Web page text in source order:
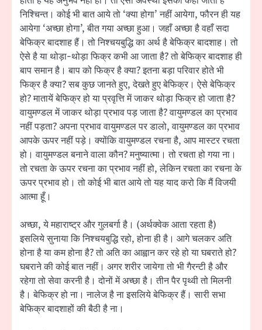
निश्चिन्त। कोई भी बात आये तो ‘क्या होगा’ नहीं आयेगा, फौरन ही यह
आयेगा ‘अच्छा होगा’, बीत गया अच्छा हुआ। जहाँ अच्छा है वहाँ सदा
बेफिक्र बादशाह हैं। तो निश्चयबुद्धि का अर्थ है बेफिक्र बादशाह। तो
ऐसे है या थोड़ा-थोड़ा फिक्र कभी आ जाता है? तो बेफिक्र बादशाह ही
बाप समान है। बाप को फिक्र है क्या? इतना बड़ा परिवार होते भी
फिक्र है क्या? सब कुछ जानते हुए, देखते हुए बेफिक्र। ऐसे बेफिक्र
हो? मातायें बेफिक्र हो या प्रवृत्ति में जाकर थोड़ा फिक्र हो जाता है?
वायुमण्डल में जाकर थोड़ा प्रभाव पड़ जाता है? वायुमण्डल का प्रभाव
नहीं पड़ता? अपना प्रभाव वायुमण्डल पर डालो, वायुमण्डल का प्रभाव
आपके ऊपर नहीं पड़े। क्योंकि वायुमण्डल रचना है, आप मास्टर रचता
हो। वायुमण्डल बनाने वाला कौन? मनुष्यात्मा। तो रचता हो गया ना।
तो रचता के ऊपर रचना का प्रभाव नहीं हो, लेकिन रचता का रचना के
ऊपर प्रभाव हो। तो कोई भी बात आये तो यह याद करो कि मैं विजयी
आत्मा हूँ।
अच्छा, ये महाराष्ट्र और गुलबर्गा है। (अर्थक्वेक आता रहता है)
इसलिये सुनाया कि निश्चयबुद्धि रहो, होना ही है। आगे चलकर अति
होना है या कम होना है? तो अति का आह्वान कर रहे हो या घबराते हो?
घबराने की कोई बात नहीं। अगर शरीर जायेगा तो भी गैरन्टी है और
रहेगा तो सेवा करनी है। दोनों में अच्छा है। तीन पैर पृथ्वी तो मिलनी
है। बेफिक्र हो ना। नालेज है ना इसलिये बेफिक्र हैं। सारी सभा
बेफिक्र बादशाहों की बैठी है ना।